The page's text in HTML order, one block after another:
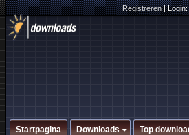
Registreren|Login:
Startpagina Downloads Top